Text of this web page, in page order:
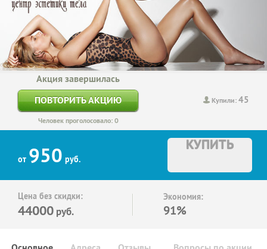
Купили:45
Акция завершилась
ПОВТОРИТЬ АКЦИЮ
Человек проголосовало: 0
от 950 руб.
КУПИТЬ
Цена без скидки:
44000 руб.
Экономия:
91%